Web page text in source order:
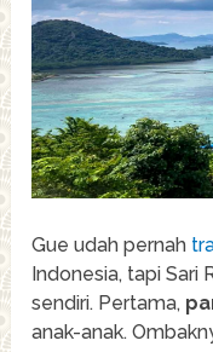
Gue udah pernah
Indonesia, tapi Sari
sendiri. Pertama,
anak-anak.